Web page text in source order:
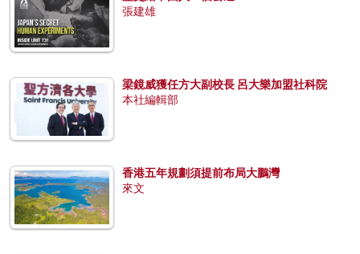
張建雄
梁鏡威獲任方大副校長 呂大樂加盟社科院
本社編輯部
香港五年規劃須提前布局大鵬灣
來文